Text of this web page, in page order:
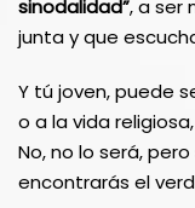
sinodalidad”, a ser
junta y que
Y tú joven, puede
o a la vida
No, no lo será,
encontrarás el